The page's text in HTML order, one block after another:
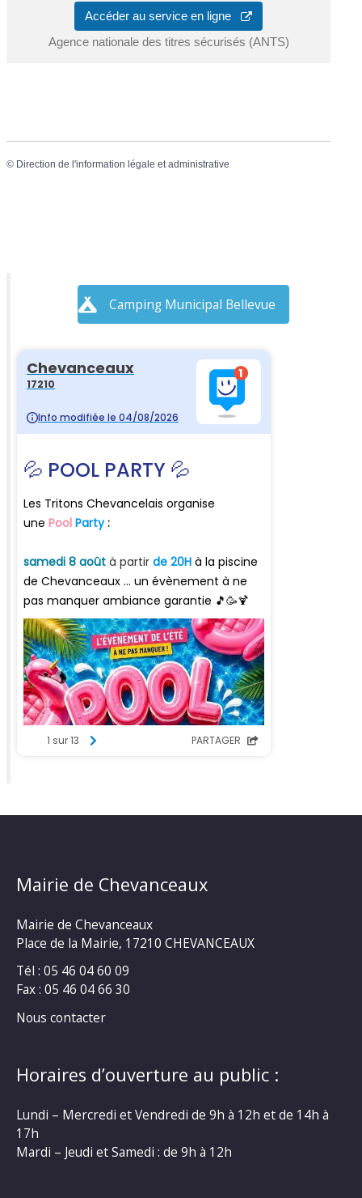
Accéder au service en ligne
Agence nationale des titres sécurisés (ANTS)
© Direction de l'information légale et administrative
Camping Municipal Bellevue
Mairie de Chevanceaux
Mairie de Chevanceaux
Place de la Mairie, 17210 CHEVANCEAUX
Tél : 05 46 04 60 09
Fax : 05 46 04 66 30
Nous contacter
Horaires d’ouverture au public :
Lundi – Mercredi et Vendredi de 9h à 12h et de 14h à
17h
Mardi – Jeudi et Samedi : de 9h à 12h